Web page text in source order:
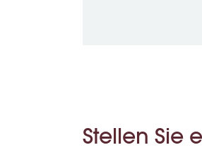
Stellen Sie